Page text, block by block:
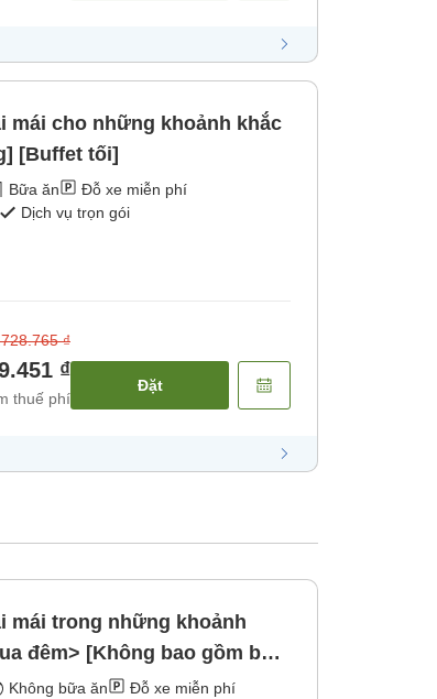
mái cho những khoảnh khắc
[Buffet tối]
Bữa ăn
Đỗ xe miễn phí
Dịch vụ trọn gói
₫
₫
thuế phí
Đặt
mái trong những khoảnh
đêm> [Không bao gồm bữa
Không bữa ăn
Đỗ xe miễn phí